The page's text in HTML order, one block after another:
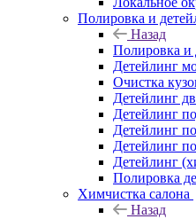
Полировка и
Назад
Полировка и
Детейлинг
Очистка
Детейлинг
Детейлинг
Детейлинг
Детейлинг
Детейлинг
Полировка
Химчистка салона
Назад